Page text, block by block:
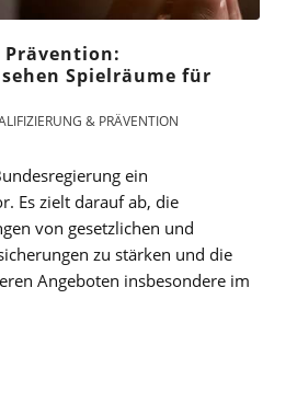
Prävention:
Spielräume für
& PRÄVENTION
ein
Es zielt darauf ab, die
von gesetzlichen und
zu stärken und die
Angeboten insbesondere im